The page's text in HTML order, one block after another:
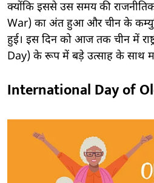
क्योंकि इससे उस समय की
War) का अंत हुआ और चीन के
हुई। इस दिन को आज तक चीन में
Day) के रूप में बड़े उत्साह के साथ
International Day of